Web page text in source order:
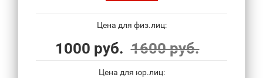
Цена для физ.лиц:
1000 руб. 1600 руб.
Цена для юр.лиц: